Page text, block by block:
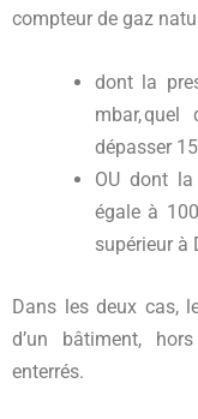
compteur de gaz
dont la
mbar,
dépasser
OU dont
égale à
supérieur à
Dans les deux cas,
d’un bâtiment,
enterrés.